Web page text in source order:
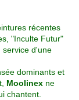
récentes
"Inculte Futur"
service d'une
dominants et
Moolinex ne
chantent.